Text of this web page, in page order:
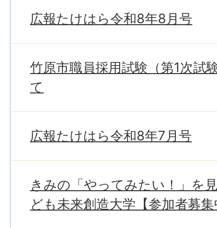
広報たけはら令和8年8月号
竹原市職員採用試験（第1次試
て
広報たけはら令和8年7月号
きみの「やってみたい！」を
ども未来創造大学【参加者募